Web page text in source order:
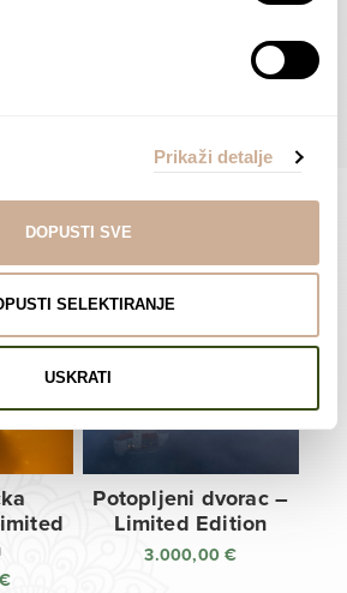
Prikaži detalje
DOPUSTI SVE
SELEKTIRANJE
USKRATI
75,00 €
do
138,00 €
PROIZVODE U OVOJ KATEGORIJI
Edition Fotografije
€
Potopljeni dvorac –
Limited Edition
3.000,00€